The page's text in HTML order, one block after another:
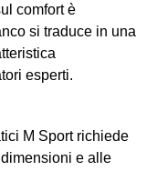
comfort è
si traduce in una
esperti.
M Sport richiede
e alle